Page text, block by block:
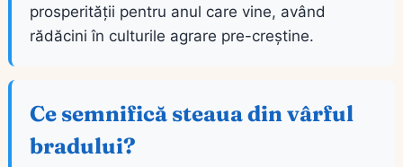
prosperității pentru anul care vine, având
rădăcini în culturile agrare pre-creștine.
Ce semnifică steaua din vârful
bradului?